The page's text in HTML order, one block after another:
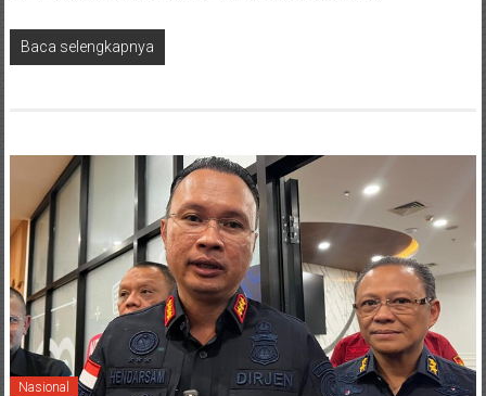
Baca selengkapnya
Nasional